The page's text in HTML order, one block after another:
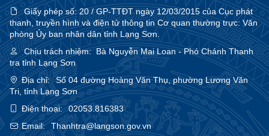
Giấy phép số:20 / GP-TTĐT ngày 12/03/2015 của Cục phát
thanh, truyền hình và điện tử thông tin Cơ quan thường trực: Văn
phòng Ủy ban nhân dân tỉnh Lạng Sơn.
Chịu trách nhiệm:Bà Nguyễn Mai Loan - Phó Chánh Thanh
tra tỉnh Lạng Sơn
Địa chỉ:
Số 04 đường Hoàng Văn Thụ, phường Lương Văn
Tri, tỉnh Lạng Sơn
Điện thoại:
02053.816383
Email:
Thanhtra@langson.gov.vn